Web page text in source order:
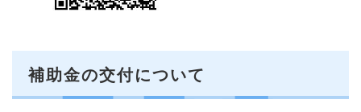
補助金の交付について